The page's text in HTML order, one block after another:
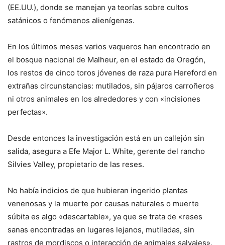
(EE.UU.), donde se manejan ya teorías sobre cultos
satánicos o fenómenos alienígenas.
En los últimos meses varios vaqueros han encontrado en
el bosque nacional de Malheur, en el estado de Oregón,
los restos de cinco toros jóvenes de raza pura Hereford en
extrañas circunstancias: mutilados, sin pájaros carroñeros
ni otros animales en los alrededores y con «incisiones
perfectas».
Desde entonces la investigación está en un callejón sin
salida, asegura a Efe Major L. White, gerente del rancho
Silvies Valley, propietario de las reses.
No había indicios de que hubieran ingerido plantas
venenosas y la muerte por causas naturales o muerte
súbita es algo «descartable», ya que se trata de «reses
sanas encontradas en lugares lejanos, mutiladas, sin
rastros de mordiscos o interacción de animales salvajes».